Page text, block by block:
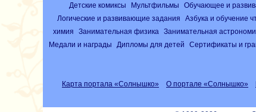
Детские комиксы Мультфильмы Обучающее и
Логические и развивающие задания
Азбука и обучение
химия
Занимательная физика Занимательная
Медали и награды
Дипломы для детей Сертификаты и
Карта портала «Солнышко» О портале «Солнышко»